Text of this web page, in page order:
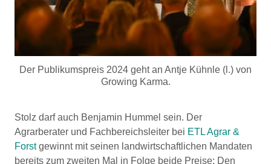
Der Publikumspreis 2024 geht an Antje Kühnle (l.) von
Growing Karma.
Stolz darf auch Benjamin Hummel sein. Der
Agrarberater und Fachbereichsleiter bei ETL Agrar &
Forstgewinnt mit seinen landwirtschaftlichen Mandaten
bereits zum zweiten Mal in Folge beide Preise: Den